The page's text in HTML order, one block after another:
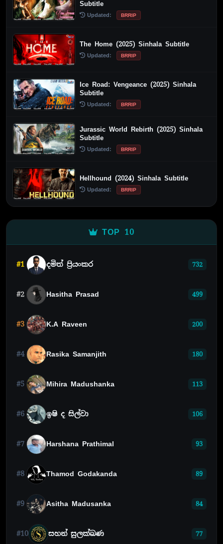
Subtitle
Updated: BRRIP
The Home (2025) Sinhala Subtitle
Updated: BRRIP
Ice Road: Vengeance (2025) Sinhala
Subtitle
Updated: BRRIP
Jurassic World Rebirth (2025) Sinhala
Subtitle
Updated: BRRIP
Hellhound (2024) Sinhala Subtitle
Updated: BRRIP
TOP 10
#1 දමිත් ප්‍රියංකර 732
#2 Hasitha Prasad 499
#3 K.A Raveen 200
#4 Rasika Samanjith 180
#5 Mihira Madushanka 113
#6 ඉෂි ද සිල්වා 106
#7 Harshana Prathimal 93
#8 Thamod Godakanda 89
#9 Asitha Madusanka 84
#10 සහන් සුලක්ඛණ 77